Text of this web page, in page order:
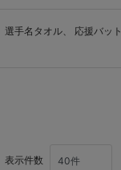
選手名タオル、 応援バット
表示件数